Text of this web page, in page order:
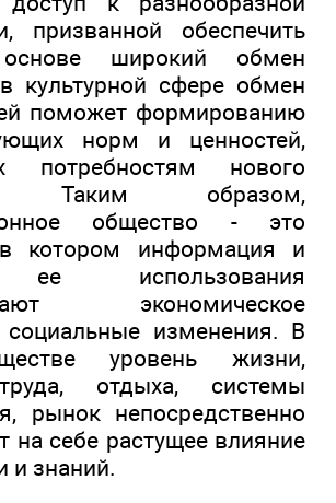
призванной обеспечить
широкий обмен
культурной сфере обмен
поможет формированию
норм и ценностей,
потребностям нового
Таким образом,
общество - это
котором информация и
ее использования
экономическое
социальные изменения. В
уровень жизни,
отдыха, системы
рынок непосредственно
на себе растущее влияние
и знаний.